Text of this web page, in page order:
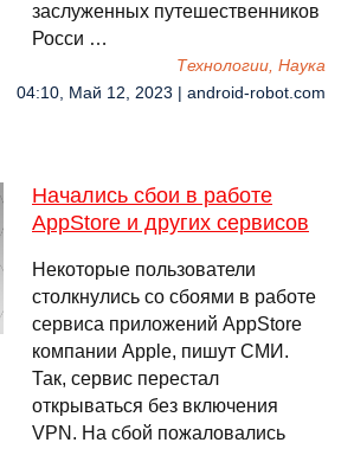
заслуженных путешественников
Росси …
Технологии, Наука
04:10, Май 12, 2023 | android-robot.com
Начались сбои в работе
AppStore и других сервисов
Некоторые пользователи
столкнулись со сбоями в работе
сервиса приложений AppStore
компании Apple, пишут СМИ.
Так, сервис перестал
открываться без включения
VPN. На сбой пожаловались